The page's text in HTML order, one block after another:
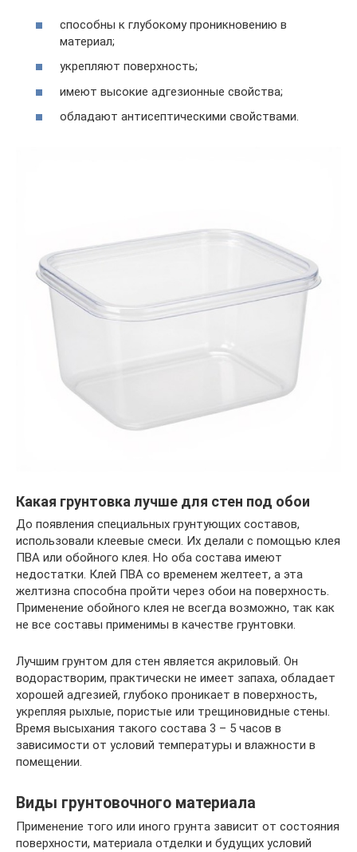
способны к глубокому проникновению в
материал;
укрепляют поверхность;
имеют высокие адгезионные свойства;
обладают антисептическими свойствами.
Какая грунтовка лучше для стен под обои
До появления специальных грунтующих составов,
использовали клеевые смеси. Их делали с помощью клея
ПВА или обойного клея. Но оба состава имеют
недостатки. Клей ПВА со временем желтеет, а эта
желтизна способна пройти через обои на поверхность.
Применение обойного клея не всегда возможно, так как
не все составы применимы в качестве грунтовки.
Лучшим грунтом для стен является акриловый. Он
водорастворим, практически не имеет запаха, обладает
хорошей адгезией, глубоко проникает в поверхность,
укрепляя рыхлые, пористые или трещиновидные стены.
Время высыхания такого состава 3 – 5 часов в
зависимости от условий температуры и влажности в
помещении.
Виды грунтовочного материала
Применение того или иного грунта зависит от состояния
поверхности, материала отделки и будущих условий